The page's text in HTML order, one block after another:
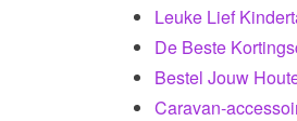
Leuke Lief
De Beste
Bestel Jouw
Caravan-